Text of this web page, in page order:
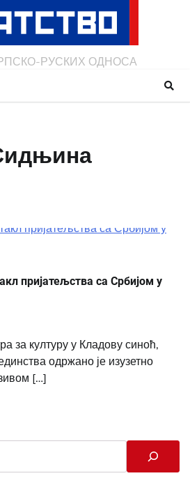
РУСКИХ ОДНОСА
пријатељства са Србијом у
за културу у Кладову синоћ,
одржано је изузетно
[…]